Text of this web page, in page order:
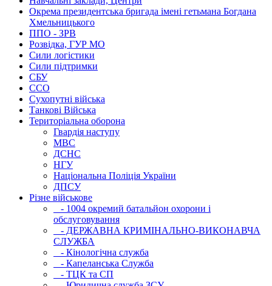
Окрема президентська бригада імені гетьмана Богдана
Хмельницького
ППО - ЗРВ
Розвідка, ГУР МО
Сили логістики
Сили підтримки
СБУ
ССО
Сухопутні війська
Танкові Війська
Територіальна оборона
Гвардія наступу
МВС
ДСНС
НГУ
Національна Поліція України
ДПСУ
Різне військове
- 1004 окремий батальйон охорони і
обслуговування
- ДЕРЖАВНА КРИМІНАЛЬНО-ВИКОНАВЧА
СЛУЖБА
- Кінологічна служба
- Капеланська Служба
- ТЦК та СП